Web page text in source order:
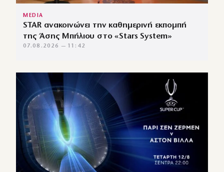
MEDIA
STAR ανακοινώνει την καθημερινή εκπομπή
της Άσης Μπήλιου στο «Stars System»
07.08.2026 — 11:42